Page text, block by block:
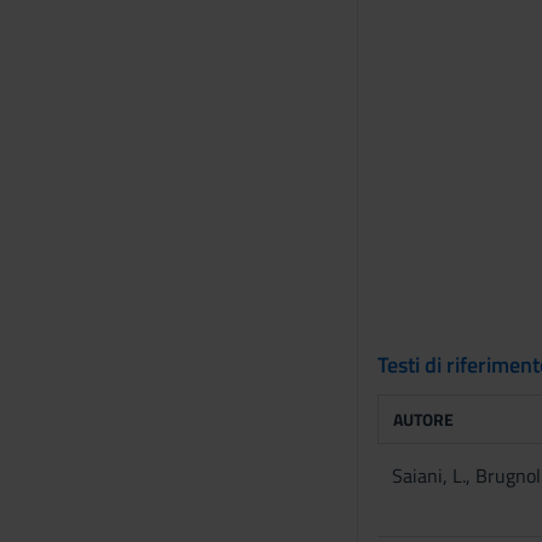
Testi di
AUTORE
Saiani, L.,